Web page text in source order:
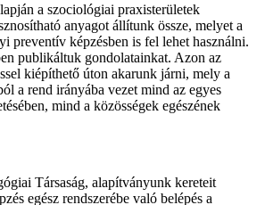
a szociológiai praxisterületek
anyagot állítunk össze, melyet a
preventív képzésben is fel lehet használni.
publikáltuk gondolatainkat. Azon az
kiépíthető úton akarunk járni, mely a
a rend irányába vezet mind az egyes
mind a közösségek egészének
Társaság, alapítványunk kereteit
egész rendszerébe való belépés a